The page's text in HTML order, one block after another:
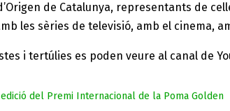
de Catalunya, representants de
les sèries de televisió, amb el cinema,
i tertúlies es poden veure al canal de
edició del Premi Internacional de la Poma Golden